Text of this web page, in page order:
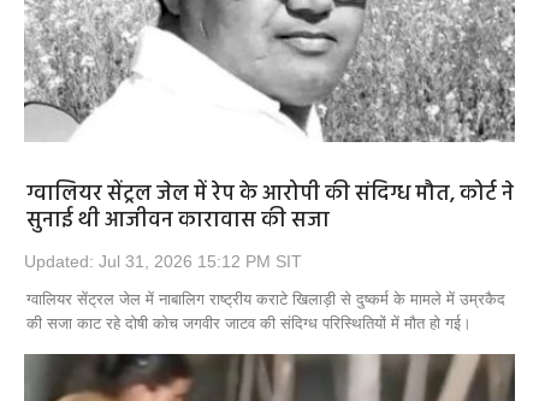
ग्वालियर सेंट्रल जेल में रेप के आरोपी की संदिग्ध मौत, कोर्ट ने
सुनाई थी आजीवन कारावास की सजा
Updated: Jul 31, 2026 15:12 PM SIT
ग्वालियर सेंट्रल जेल में नाबालिग राष्ट्रीय कराटे खिलाड़ी से दुष्कर्म के मामले में उम्रकैद
की सजा काट रहे दोषी कोच जगवीर जाटव की संदिग्ध परिस्थितियों में मौत हो गई।